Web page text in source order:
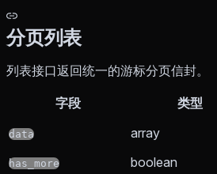
分页列表
列表接口返回统一的游标分页信封。
字段 类型
data array
has_more boolean